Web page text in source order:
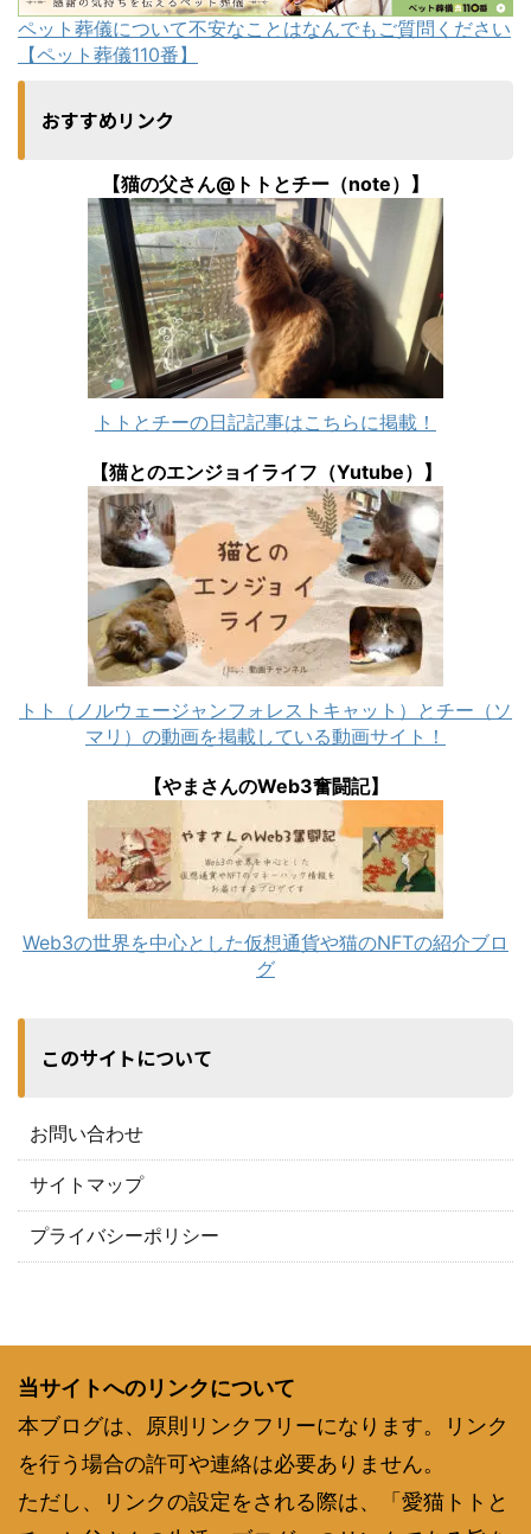
ペット葬儀について不安なことはなんでもご質問ください
【ペット葬儀110番】
おすすめリンク
【猫の父さん@トトとチー（note）】
トトとチーの日記記事はこちらに掲載！
【猫とのエンジョイライフ（Yutube）】
トト（ノルウェージャンフォレストキャット）とチー（ソ
マリ）の動画を掲載している動画サイト！
【やまさんのWeb3奮闘記】
Web3の世界を中心とした仮想通貨や猫のNFTの紹介ブロ
グ
このサイトについて
お問い合わせ
サイトマップ
プライバシーポリシー
当サイトへのリンクについて
本ブログは、原則リンクフリーになります。リンク
を行う場合の許可や連絡は必要ありません。
ただし、リンクの設定をされる際は、「愛猫トトと